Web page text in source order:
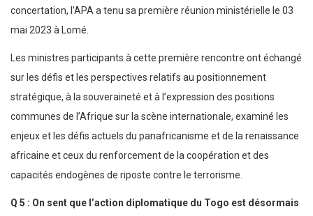
concertation, l’APA a tenu sa première réunion ministérielle le 03
mai 2023 à Lomé.
Les ministres participants à cette première rencontre ont échangé
sur les défis et les perspectives relatifs au positionnement
stratégique, à la souveraineté et à l’expression des positions
communes de l’Afrique sur la scène internationale, examiné les
enjeux et les défis actuels du panafricanisme et de la renaissance
africaine et ceux du renforcement de la coopération et des
capacités endogènes de riposte contre le terrorisme.
Q 5 : On sent que l’action diplomatique du Togo est désormais